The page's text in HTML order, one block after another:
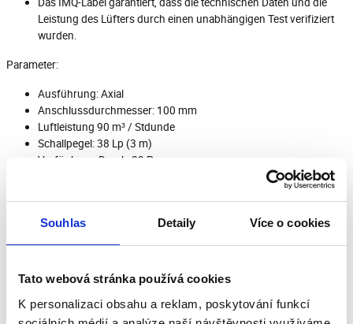
Souhlas Detaily Více o cookies
Tato webová stránka používá cookies
K personalizaci obsahu a reklam, poskytování funkcí
Leistung des Lüfters durch einen unabhängigen Test verifiziert
wurden.
Parameter:
Ausführung: Axial
Anschlussdurchmesser: 100 mm
Luftleistung 90 m³ / Stdunde
Schallpegel: 38 Lp (3 m)
Verfügbarer Druck: 29 Pa
Decken-/Wandmontage: Ja
max. Betriebstemperatur: 50 °C
Schutzart: IPX4